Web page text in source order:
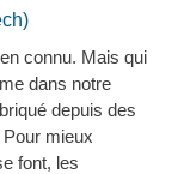
connu. Mais qui
dans notre
depuis des
mieux
font, les